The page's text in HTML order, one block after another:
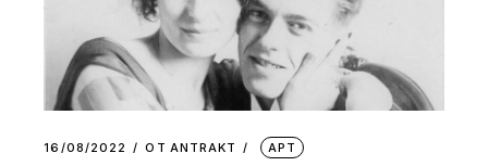
16/08/2022 ОТ АNTRAKT АРТ